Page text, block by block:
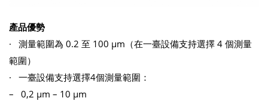
產品優勢
· 測量範圍為 0.2 至 100 μm（在一臺設備支持選擇 4 個測量
範圍）
· 一臺設備支持選擇4個測量範圍：
– 0,2 μm – 10 μm